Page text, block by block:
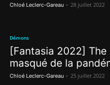
Chloé Leclerc-Gareau - 28 juillet 2022
Démons
[Fantasia 2022]
masqué de la
Chloé Leclerc-Gareau - 25 juillet 2022